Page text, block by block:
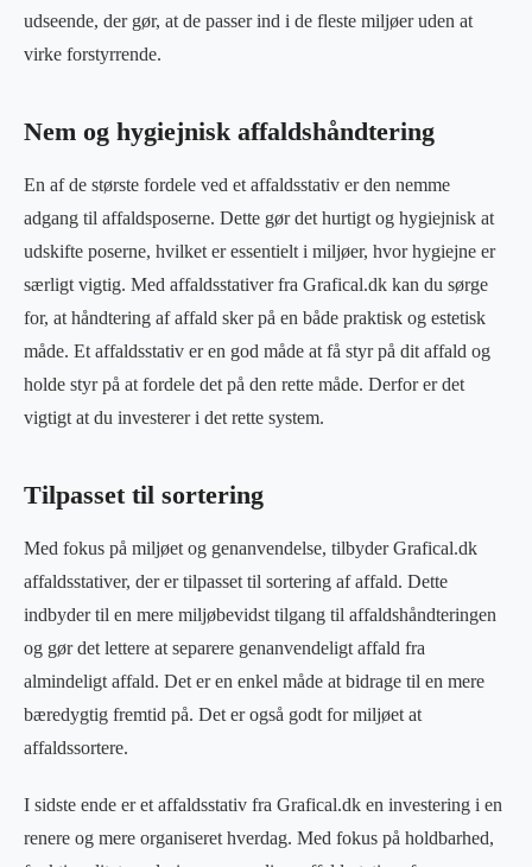
udseende, der gør, at de passer ind i de fleste miljøer uden at
virke forstyrrende.
Nem og hygiejnisk affaldshåndtering
En af de største fordele ved et affaldsstativ er den nemme
adgang til affaldsposerne. Dette gør det hurtigt og hygiejnisk at
udskifte poserne, hvilket er essentielt i miljøer, hvor hygiejne er
særligt vigtig. Med affaldsstativer fra Grafical.dk kan du sørge
for, at håndtering af affald sker på en både praktisk og estetisk
måde. Et affaldsstativ er en god måde at få styr på dit affald og
holde styr på at fordele det på den rette måde. Derfor er det
vigtigt at du investerer i det rette system.
Tilpasset til sortering
Med fokus på miljøet og genanvendelse, tilbyder Grafical.dk
affaldsstativer, der er tilpasset til sortering af affald. Dette
indbyder til en mere miljøbevidst tilgang til affaldshåndteringen
og gør det lettere at separere genanvendeligt affald fra
almindeligt affald. Det er en enkel måde at bidrage til en mere
bæredygtig fremtid på. Det er også godt for miljøet at
affaldssortere.
I sidste ende er et affaldsstativ fra Grafical.dk en investering i en
renere og mere organiseret hverdag. Med fokus på holdbarhed,